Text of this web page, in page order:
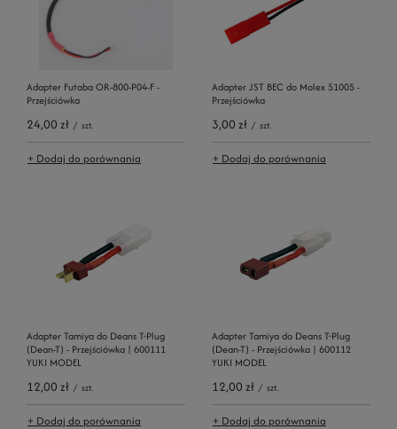
Adapter Futaba OR-800-P04-F -
Przejściówka
24,00 zł / szt.
+ Dodaj do porównania
Adapter JST BEC do Molex 51005 -
Przejściówka
3,00 zł / szt.
+ Dodaj do porównania
Adapter Tamiya do Deans T-Plug
(Dean-T) - Przejściówka | 600111
YUKI MODEL
12,00 zł / szt.
+ Dodaj do porównania
Adapter Tamiya do Deans T-Plug
(Dean-T) - Przejściówka | 600112
YUKI MODEL
12,00 zł / szt.
+ Dodaj do porównania